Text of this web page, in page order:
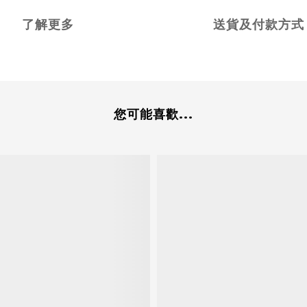
了解更多 送貨及付款方式
您可能喜歡...